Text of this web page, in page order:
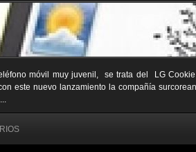
móvil muy juvenil, se trata del LG
este nuevo lanzamiento la compañía